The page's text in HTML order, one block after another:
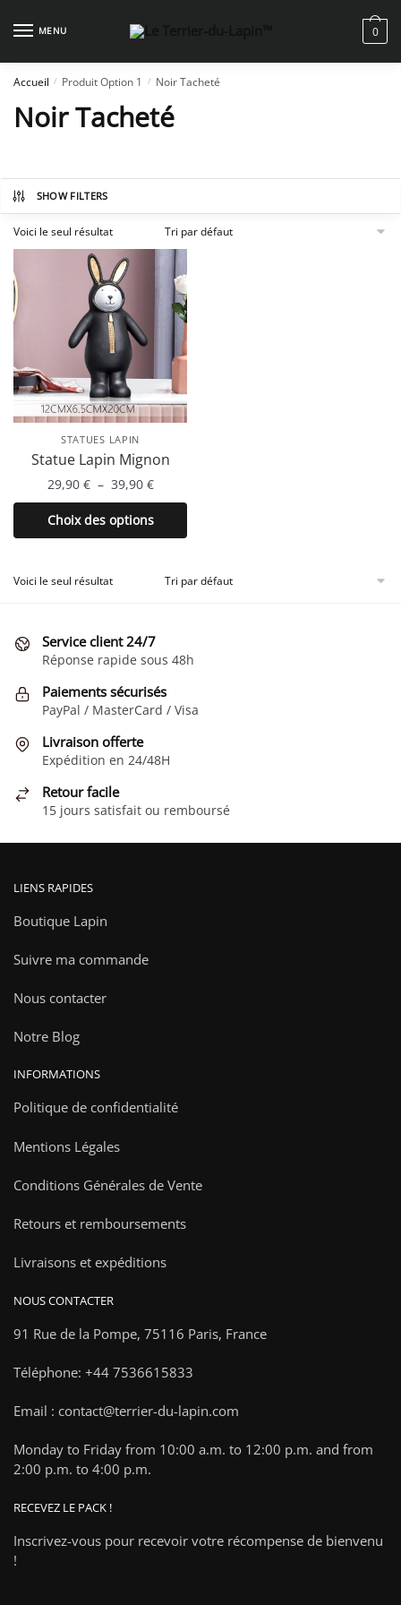
MENU 0
Accueil / Produit Option 1 / Noir Tacheté
Noir Tacheté
SHOW FILTERS
Voici le seul résultat
STATUES LAPIN
Statue Lapin Mignon
29,90 € – 39,90 €Plage
de
prix :
29,90 €
39,90 €
Choix des options
Ce
produit
plusieurs
options
peuvent
être
choisies
la
du
produit
Voici le seul résultat
Service client 24/7
Réponse rapide sous 48h
Paiements sécurisés
PayPal / MasterCard / Visa
Livraison offerte
Expédition en 24/48H
Retour facile
15 jours satisfait ou remboursé
LIENS RAPIDES
Boutique Lapin
Suivre ma commande
Nous contacter
Notre Blog
INFORMATIONS
Politique de confidentialité
Mentions Légales
Conditions Générales de Vente
Retours et remboursements
Livraisons et expéditions
NOUS CONTACTER
91 Rue de la Pompe, 75116 Paris, France
Téléphone: +44 7536615833
Email : contact@terrier-du-lapin.com
Monday to Friday from 10:00 a.m. to 12:00 p.m. and from
2:00 p.m. to 4:00 p.m.
RECEVEZ LE PACK !
Inscrivez-vous pour recevoir votre récompense de bienvenu
!